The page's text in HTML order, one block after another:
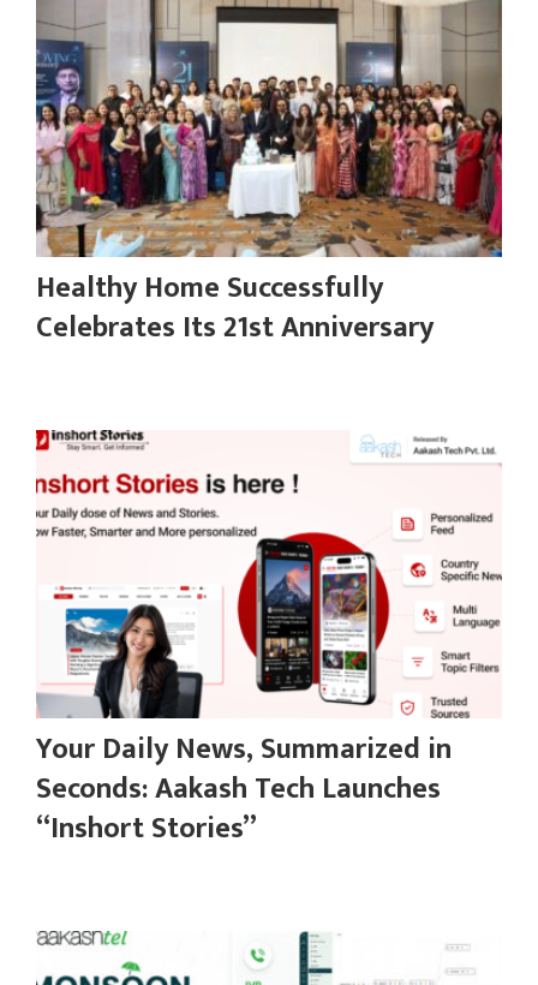
Healthy Home Successfully
Celebrates Its 21st Anniversary
Your Daily News, Summarized in
Seconds: Aakash Tech Launches
“Inshort Stories”